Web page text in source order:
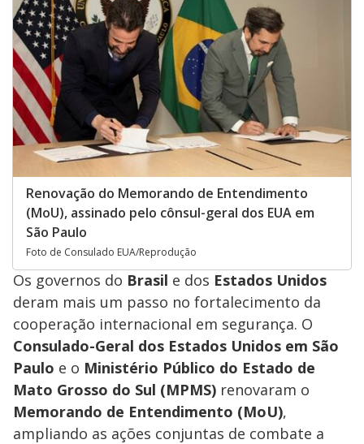
Renovação do Memorando de Entendimento
(MoU), assinado pelo cônsul-geral dos EUA em
São Paulo
Foto de Consulado EUA/Reprodução
Os governos do Brasil e dos Estados Unidos
deram mais um passo no fortalecimento da
cooperação internacional em segurança. O
Consulado-Geral dos Estados Unidos em São
Paulo e o Ministério Público do Estado de
Mato Grosso do Sul (MPMS) renovaram o
Memorando de Entendimento (MoU),
ampliando as ações conjuntas de combate a